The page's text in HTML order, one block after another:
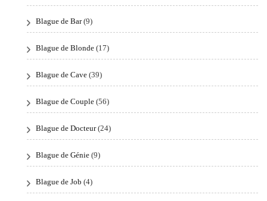
Blague de Bar(9)
Blague de Blonde (17)
Blague de Cave (39)
Blague de Couple (56)
Blague de Docteur(24)
Blague de Génie (9)
Blague de Job (4)